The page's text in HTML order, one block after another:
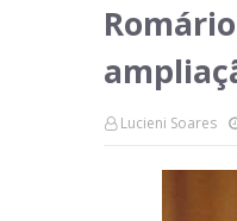
Lucieni Soares